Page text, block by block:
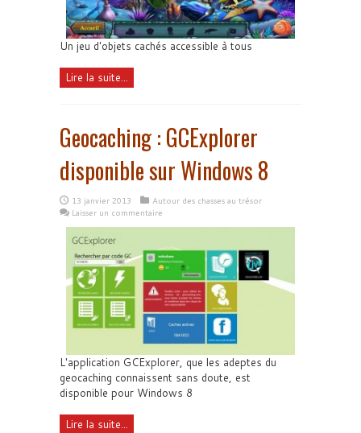
Un jeu d'objets cachés accessible à tous
Lire la suite...
Geocaching : GCExplorer
disponible sur Windows 8
13 janvier 2013
Autour des chasses au trésor
Laisser un commentaire
L'application GCExplorer, que les adeptes du
geocaching connaissent sans doute, est
disponible pour Windows 8
Lire la suite...